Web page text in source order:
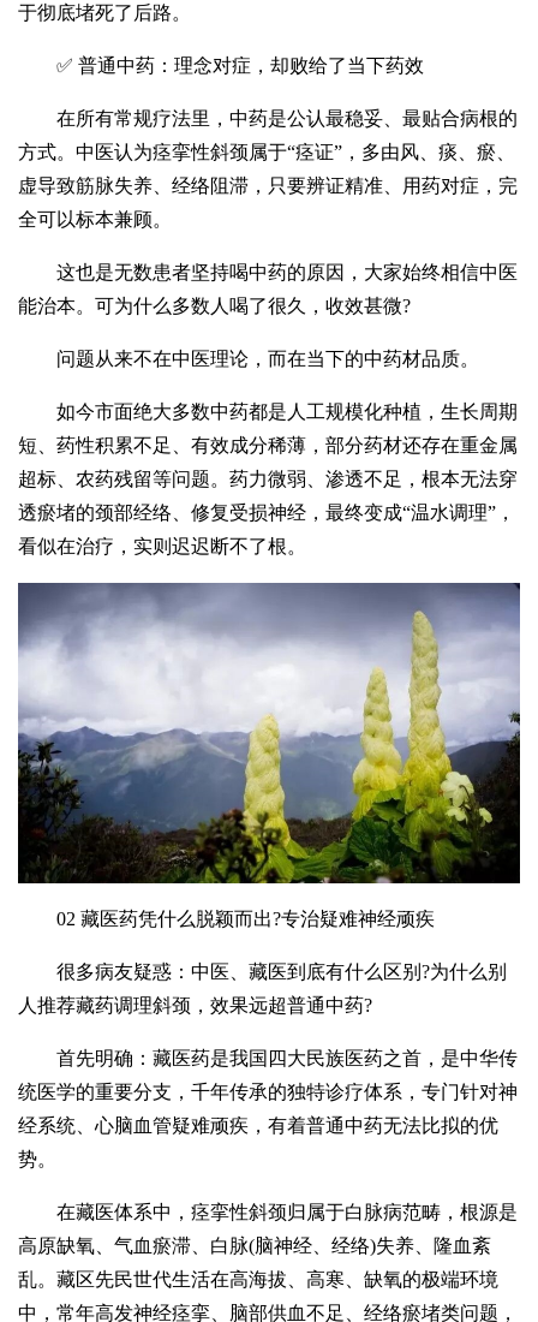
于彻底堵死了后路。
✅ 普通中药：理念对症，却败给了当下药效
在所有常规疗法里，中药是公认最稳妥、最贴合病根的
方式。中医认为痉挛性斜颈属于“痉证”，多由风、痰、瘀、
虚导致筋脉失养、经络阻滞，只要辨证精准、用药对症，完
全可以标本兼顾。
这也是无数患者坚持喝中药的原因，大家始终相信中医
能治本。可为什么多数人喝了很久，收效甚微?
问题从来不在中医理论，而在当下的中药材品质。
如今市面绝大多数中药都是人工规模化种植，生长周期
短、药性积累不足、有效成分稀薄，部分药材还存在重金属
超标、农药残留等问题。药力微弱、渗透不足，根本无法穿
透瘀堵的颈部经络、修复受损神经，最终变成“温水调理”，
看似在治疗，实则迟迟断不了根。
02 藏医药凭什么脱颖而出?专治疑难神经顽疾
很多病友疑惑：中医、藏医到底有什么区别?为什么别
人推荐藏药调理斜颈，效果远超普通中药?
首先明确：藏医药是我国四大民族医药之首，是中华传
统医学的重要分支，千年传承的独特诊疗体系，专门针对神
经系统、心脑血管疑难顽疾，有着普通中药无法比拟的优
势。
在藏医体系中，痉挛性斜颈归属于白脉病范畴，根源是
高原缺氧、气血瘀滞、白脉(脑神经、经络)失养、隆血紊
乱。藏区先民世代生活在高海拔、高寒、缺氧的极端环境
中，常年高发神经痉挛、脑部供血不足、经络瘀堵类问题，